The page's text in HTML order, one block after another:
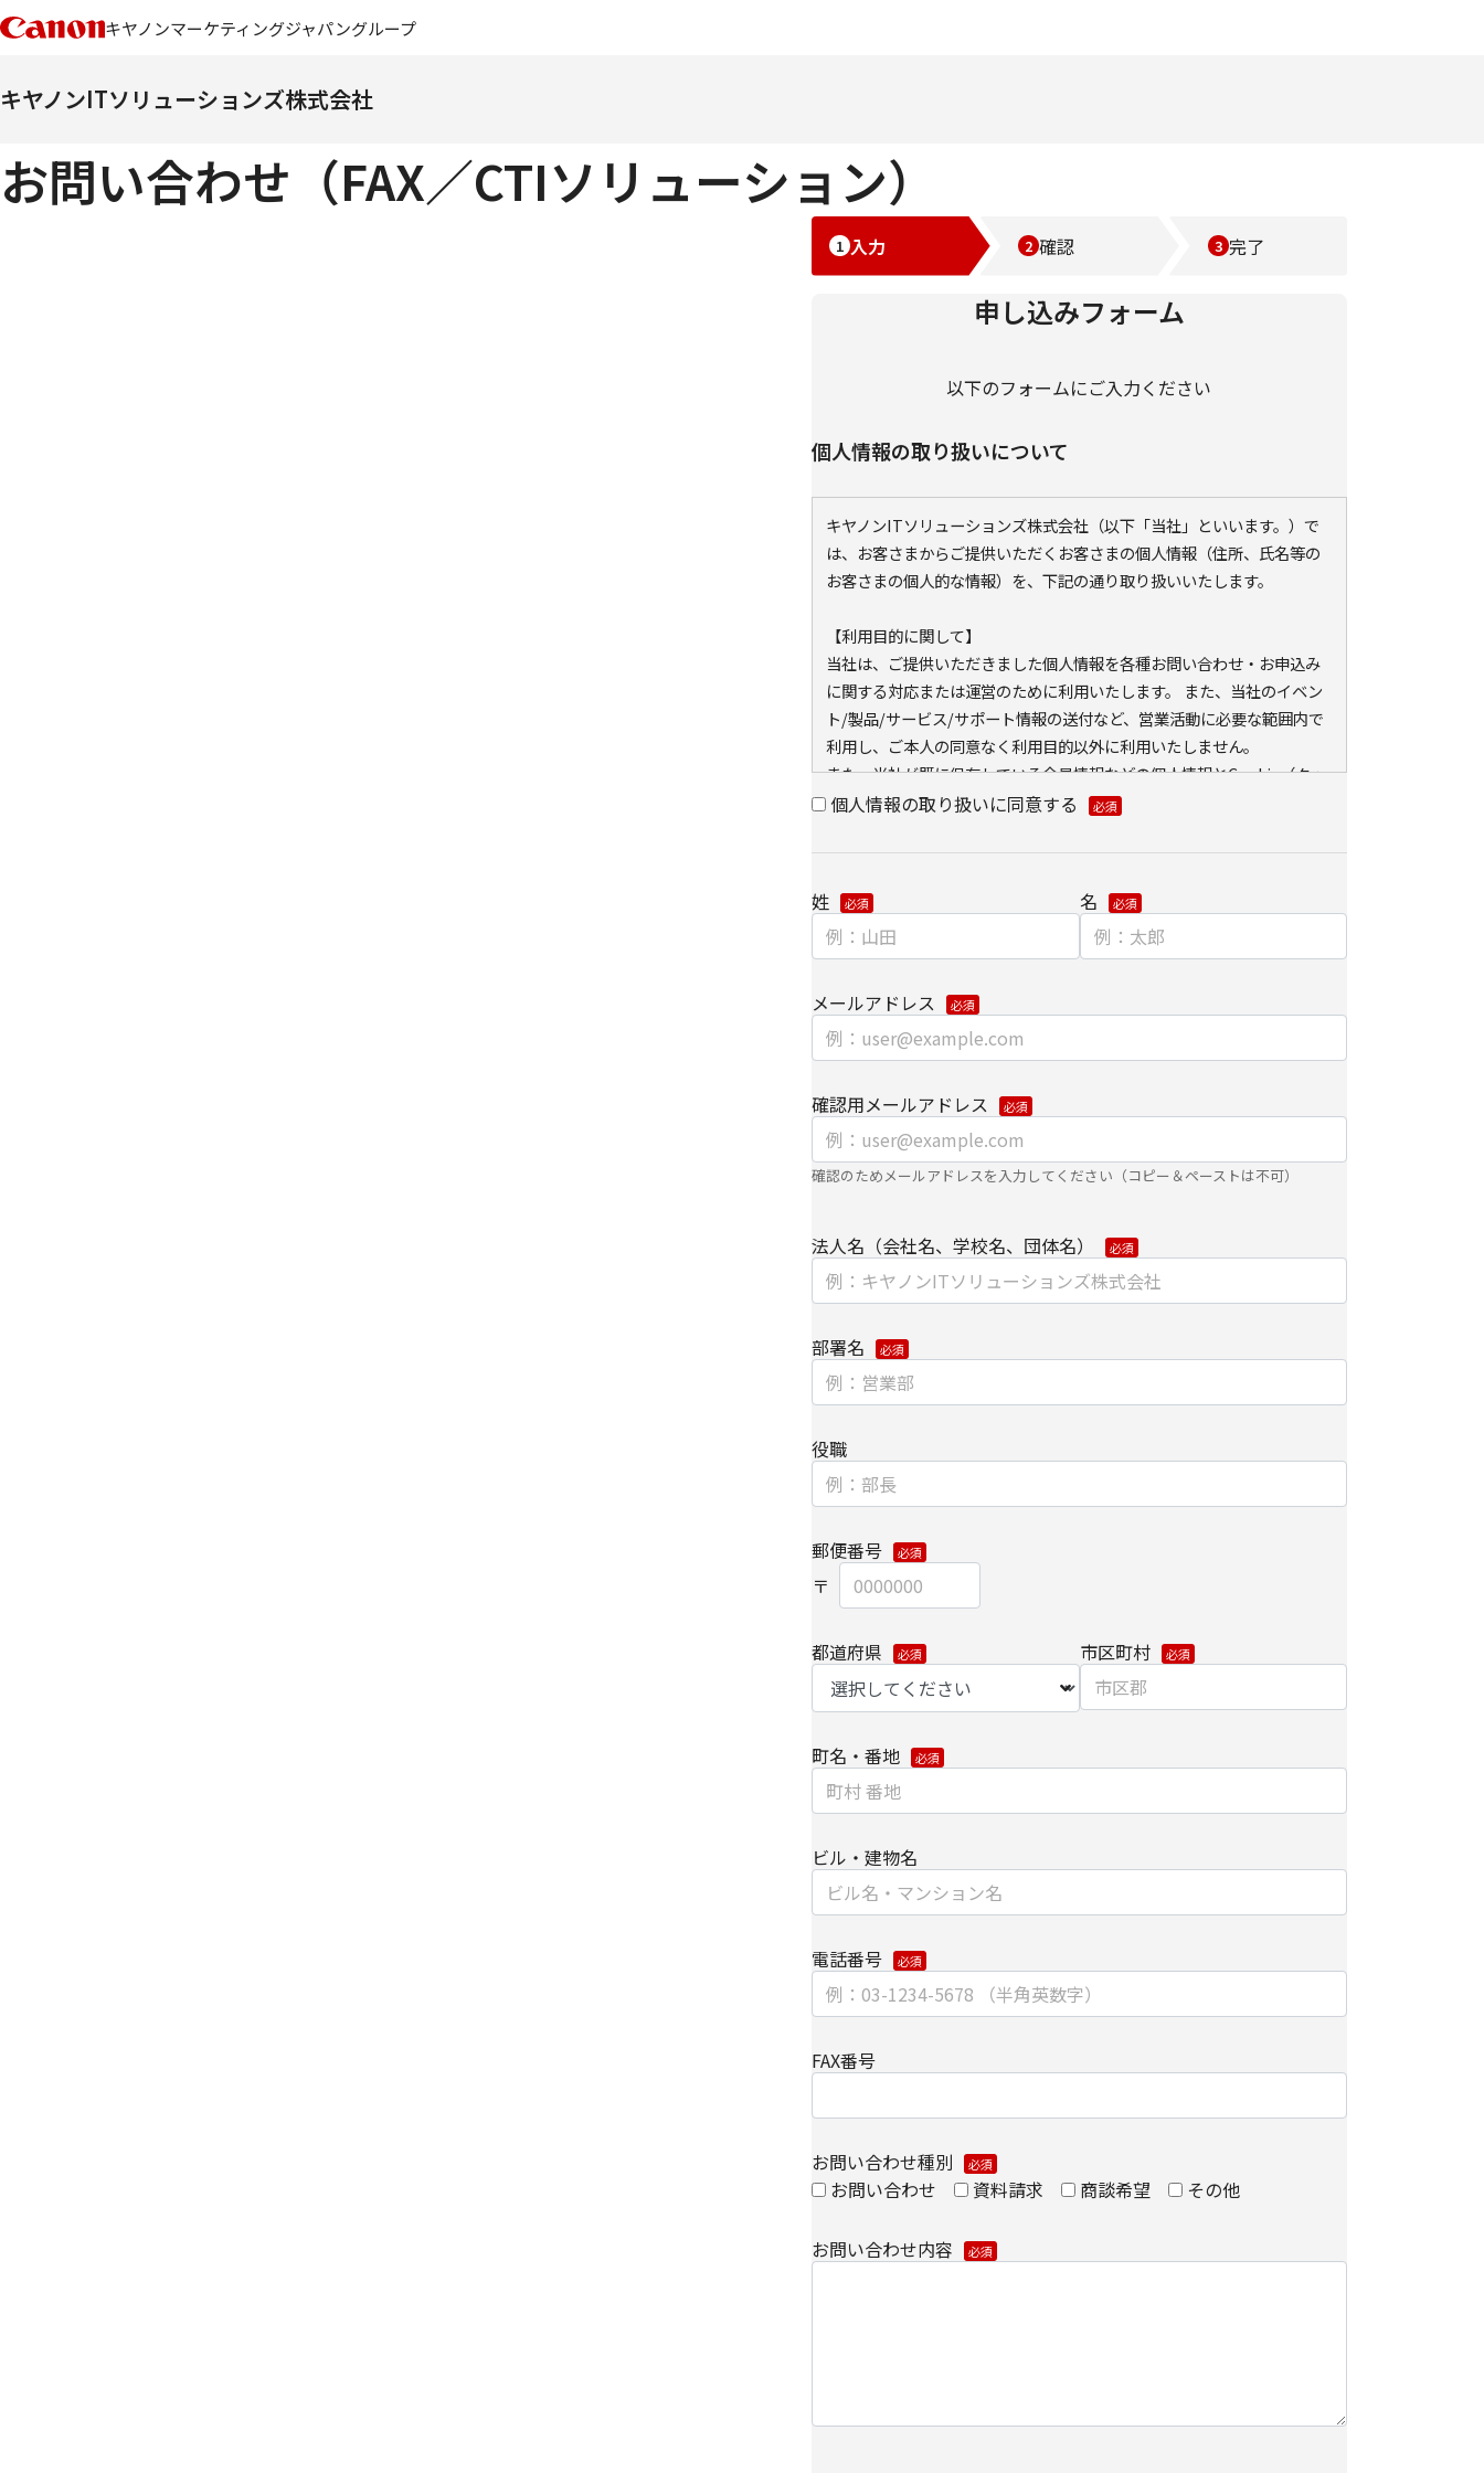
キヤノンマーケティングジャパングループ
キヤノンITソリューションズ株式会社
お問い合わせ（FAX／CTIソリューション）
入力 確認 完了
申し込みフォーム
以下のフォームにご入力ください
個人情報の取り扱いについて
キヤノンITソリューションズ株式会社（以下「当社」といいます。）で
は、お客さまからご提供いただくお客さまの個人情報（住所、氏名等の
お客さまの個人的な情報）を、下記の通り取り扱いいたします。
【利用目的に関して】
当社は、ご提供いただきました個人情報を各種お問い合わせ・お申込み
に関する対応または運営のために利用いたします。 また、当社のイベン
ト/製品/サービス/サポート情報の送付など、営業活動に必要な範囲内で
利用し、ご本人の同意なく利用目的以外に利用いたしません。
また、当社が既に保有している会員情報などの個人情報とCookie（クッ
キー）を紐づけて、ウェブアクセス履歴を取得する場合があります。取得
と当社のグループ会社が運営・開設するウェブページ内に限られます。
に利用します。
・ウェブサイトにおける、お客さまアクセス情報の取り扱いについて。
クッキー（cookie）とウェブビーコンの使用によるアクセス情報の収集
【第三者提供に関して】
当社はご提供いただきました個人情報を安全に管理し、以下の場合を除
・法令に基づく場合
・上記利用目的を実施するために、適切な機密保持契約を締結した業務
委託先へ委託する必要がある場合
の全ての項目について、当社のグループ会社およびパートナー企業に、
書面もしくは電子媒体で提供する場合
による搬送もしくは手渡しにて提供いたします。
なお、各種お問い合わせ・お申込みに関する対応への適切な回答処理の
ため、当社の関係会社およびパートナー企業より直接ご連絡させていた
【委託先に関して】
する場合は、適切な機密保持契約を締結し委託先を監督します。
【情報提供の任意性に関して】
ビスをお届けできなくなる場合がございます。
【個人情報の開示/訂正/削除に関して】
は、下記の[個人情報保護管理元・お問い合わせ先]にお問い合わせくださ
い。
また、お手続きの詳細については、以下をご参照ください。
・ 個人のお客さまのお手続き方法
【安全対策に関して】
SSL（Secure Sockets Layer）による個人情報の暗号化またはこれに準
ずるセキュリティ技術を施し、安全性の確保に努めます。
キヤノンITソリューションズ株式会社
【お問い合わせ先】
キヤノンITソリューションズ株式会社
TEL 03-6701-3440
個人情報の取り扱いに同意する
姓 名
メールアドレス
確認用メールアドレス
確認のためメールアドレスを入力してください（コピー＆ペーストは不可）
法人名（会社名、学校名、団体名）
部署名
役職
郵便番号
都道府県 市区町村
町名・番地
ビル・建物名
電話番号
FAX番号
お問い合わせ種別
お問い合わせ
資料請求 商談希望 その他
お問い合わせ内容